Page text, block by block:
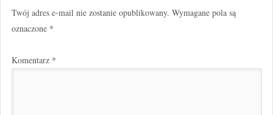
Twój adres e-mail nie zostanie opublikowany. Wymagane pola są
oznaczone *
Komentarz *